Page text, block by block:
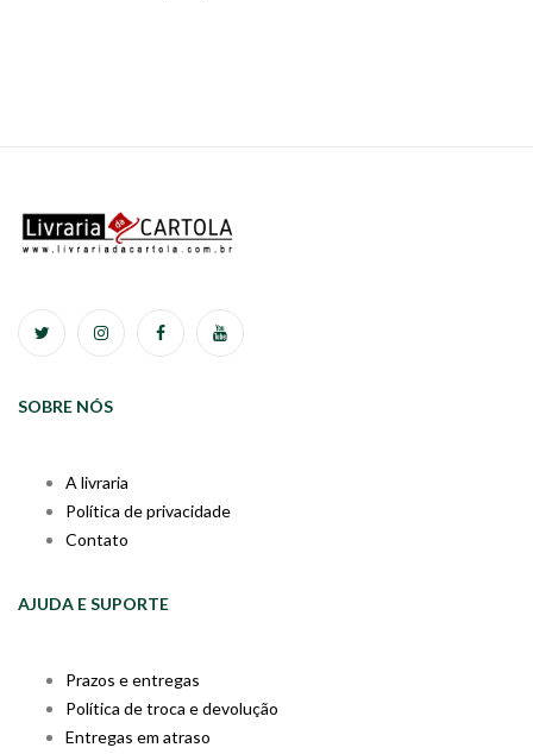
SOBRE NÓS
A livraria
Política de privacidade
Contato
AJUDA E SUPORTE
Prazos e entregas
Política de troca e devolução
Entregas em atraso